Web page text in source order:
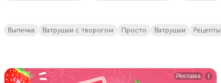
выпечка ватрушки с творогом просто ватрушки